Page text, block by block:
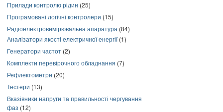
Прилади контролю рідин (25)
Програмовані логічні контролери (15)
Радіоелектровимірювальна апаратура (84)
Аналізатори якості електричної енергії(1)
Генератори частот (2)
Комплекти перевірочного обладнання (7)
Рефлектометри (20)
Тестери (13)
Вказівники напруги та правильності чергування
фаз (12)